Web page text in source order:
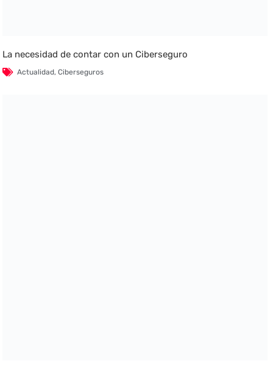
La necesidad de contar con un Ciberseguro
Actualidad,Ciberseguros